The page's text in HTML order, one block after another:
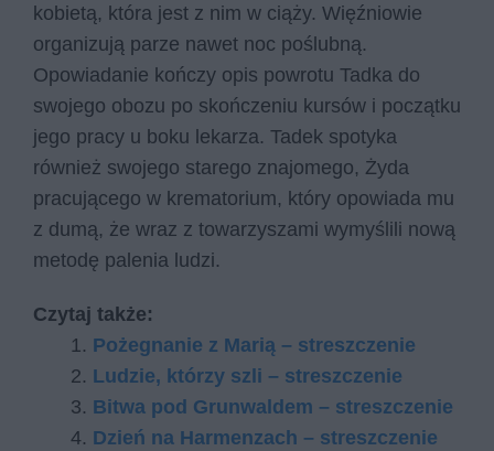
kobietą, która jest z nim w ciąży. Więźniowie
organizują parze nawet noc poślubną.
Opowiadanie kończy opis powrotu Tadka do
swojego obozu po skończeniu kursów i początku
jego pracy u boku lekarza. Tadek spotyka
również swojego starego znajomego, Żyda
pracującego w krematorium, który opowiada mu
z dumą, że wraz z towarzyszami wymyślili nową
metodę palenia ludzi.
Czytaj także:
Pożegnanie z Marią – streszczenie
Ludzie, którzy szli – streszczenie
Bitwa pod Grunwaldem – streszczenie
Dzień na Harmenzach – streszczenie